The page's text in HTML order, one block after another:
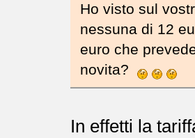
Ho visto sul
nessuna di 12
euro che
novita?
In effetti la